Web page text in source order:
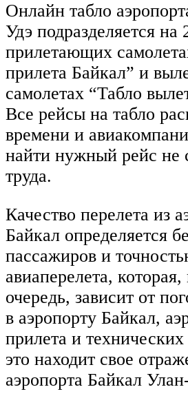
Онлайн табло
Удэ подразделяется на
прилетающих
прилета Байкал” и
самолетах “Табло
Все рейсы на табло
времени и
найти нужный рейс не
труда.
Качество перелета из
Байкал определяется
пассажиров и
авиаперелета,
очередь, зависит от
в аэропорту Байкал,
прилета и
это находит свое
аэропорта Байкал